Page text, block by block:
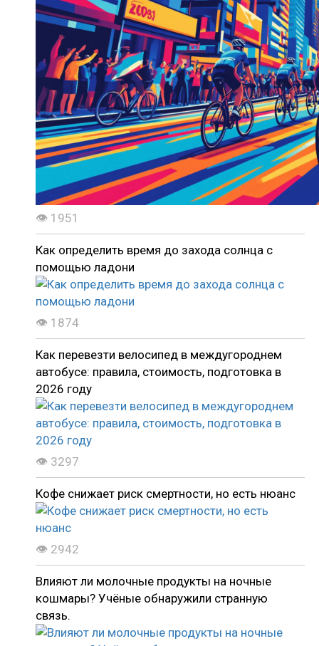
👁 1951
Как определить время до захода солнца с
помощью ладони
👁 1874
Как перевезти велосипед в междугороднем
автобусе: правила, стоимость, подготовка в
2026 году
👁 3297
Кофе снижает риск смертности, но есть нюанс
👁 2942
Влияют ли молочные продукты на ночные
кошмары? Учёные обнаружили странную
связь.